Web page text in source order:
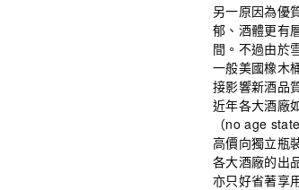
另一原因為優
郁、酒體更有
間。不過由於
一般美國橡木
接影響新酒品
近年各大酒廠
（no age
高價向獨立瓶
各大酒廠的出
亦只好省著享